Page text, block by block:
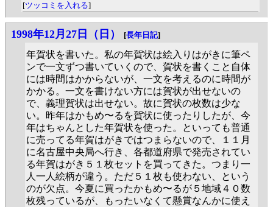
[ツッコミを入れる]
1998年12月27日（日） [長年日記]
年賀状を書いた。私の年賀状は絵入りはがきに筆ペ
ンで一文ずつ書いていくので、賀状を書くこと自体
には時間はかからないが、一文を考えるのに時間が
かかる。一文を書けない方には賀状が出せないの
で、義理賀状は出せない。故に賀状の枚数は少な
い。昨年はかもめ〜るを賀状に使ったりしたが、今
年はちゃんとした年賀状を使った。といっても普通
に売ってる年賀はがきではつまらないので、１１月
に名古屋中央局へ行き、各都道府県で発売されてい
る年賀はがき５１枚セットを買ってきた。つまり一
人一人絵柄が違う。ただ５１枚も使わない、という
のが欠点。今夏に買ったかもめ〜るが５地域４０数
枚残っているが、もったいなくて懸賞なんかに使え